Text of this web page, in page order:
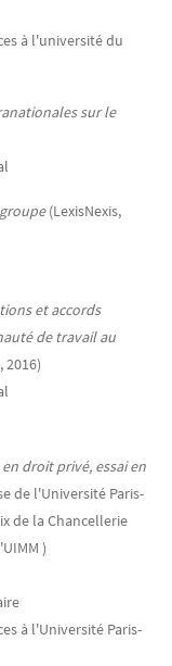
à l'université du
sur le
(LexisNexis,
et accords
de travail au
2016)
droit privé, essai en
de l'Université Paris-
de la Chancellerie
)
à l'Université Paris-